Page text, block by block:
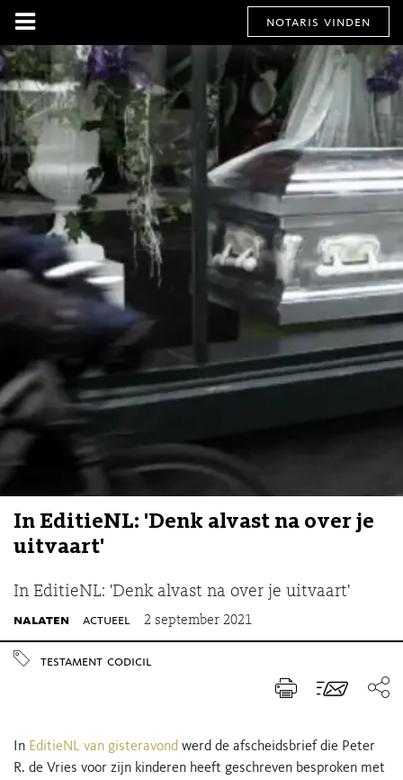
notaris vinden
In EditieNL: 'Denk alvast na over je
uitvaart'
In EditieNL: 'Denk alvast na over je uitvaart'
nalaten actueel 2 september 2021
testament codicil
In EditieNL van gisteravond werd de afscheidsbrief die Peter
R. de Vries voor zijn kinderen heeft geschreven besproken met